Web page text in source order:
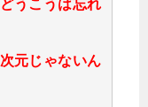
うこうは忘れ
元じゃないん